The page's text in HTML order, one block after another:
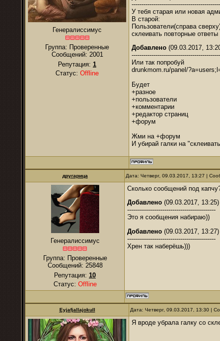
Генералиссимус
Группа: Проверенные
Сообщений: 2001
Репутация: 1
Статус: Offline
---------------------------------------------
У тебя старая или новая
В старой:
Пользователи(справа
склеивать повторные ответы
Добавлено (09.03.2017,
---------------------------------------------
Или так попробуй
drunkmom.ru/panel/
Будет
+разное
+пользователи
+комментарии
+редактор страниц
+форум
Жми на +форум
И убирай галки на
другарица Дата: Четверг, 09.03.2017, 13:27 |
Генералиссимус
Группа: Проверенные
Сообщений: 25848
Репутация: 10
Статус: Offline
Сколько сообщений под
Добавлено (09.03.2017, 13:25)
---------------------------------------------
Это я сообщения набираю))
Добавлено (09.03.2017, 13:27)
---------------------------------------------
Хрен так наберёшь)))
Eyjafjallajokull Дата: Четверг, 09.03.2017, 13:30 |
Я вроде убрала галку со